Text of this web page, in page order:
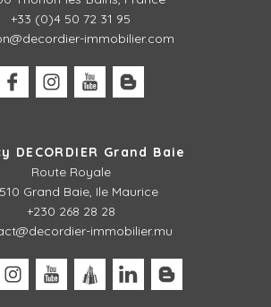
+33 (0)4 50 72 31 95
immobilier.com
DECORDIER Grand Baie
Route Royale
Grand Baie, Ile Maurice
+230 268 28 28
immobilier.mu